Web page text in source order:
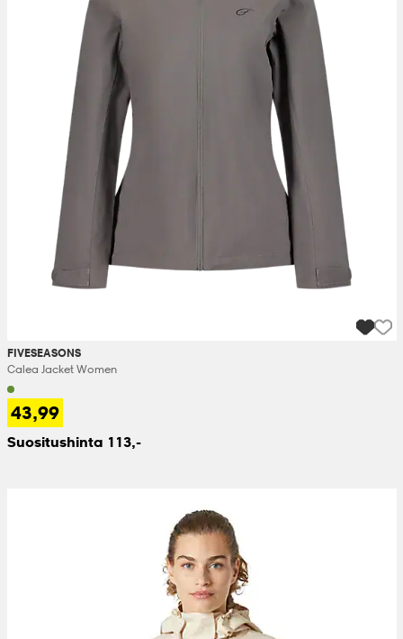
FIVESEASONS
Calea Jacket Women
43,99
Suositushinta 113,-